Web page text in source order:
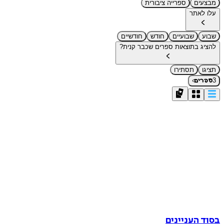
ספרייה ציבורית
לאתר
שבועיים חודש
חודשיים
בתוצאות ספרים שכבר קנית?
תסתירו
ספרים›
העניינים